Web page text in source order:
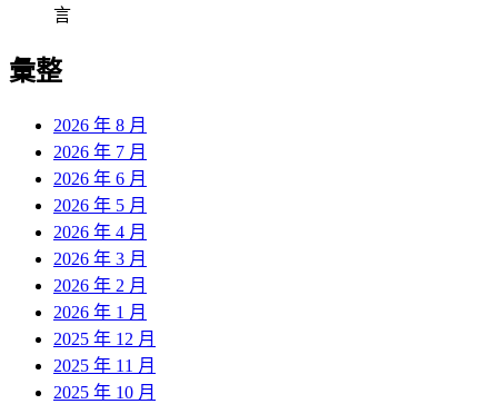
言
彙整
2026 年 8 月
2026 年 7 月
2026 年 6 月
2026 年 5 月
2026 年 4 月
2026 年 3 月
2026 年 2 月
2026 年 1 月
2025 年 12 月
2025 年 11 月
2025 年 10 月